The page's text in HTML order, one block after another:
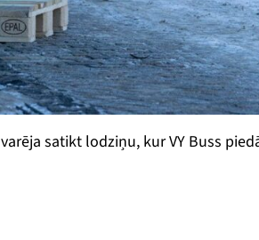
satikt lodziņu, kur VY Buss